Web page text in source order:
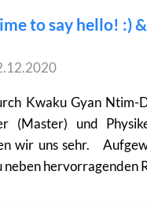
to say hello! :)
Kwaku Gyan
(Master) und
wir uns sehr.
hervorragenden